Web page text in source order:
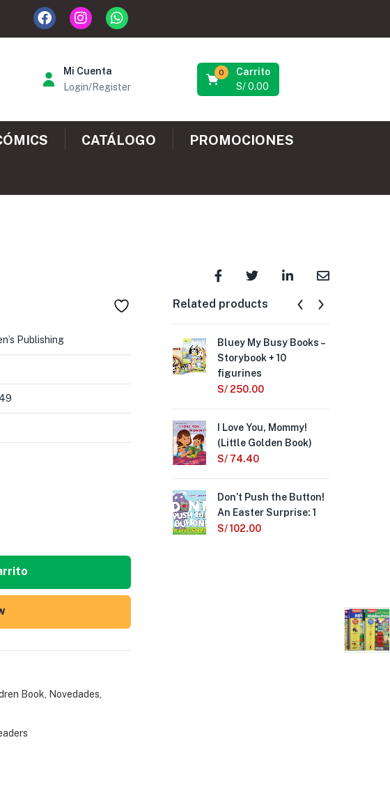
Mi Cuenta
Login/Register
Carrito
0
S/0.00
CATÁLOGO PROMOCIONES
Publishing
Book Novedades
Related products
Bluey My Busy Books –
Storybook + 10
figurines
S/ 250.00
I Love You, Mommy!
(Little Golden Book)
S/ 74.40
Don’t Push the Button!
An Easter Surprise: 1
S/102.00